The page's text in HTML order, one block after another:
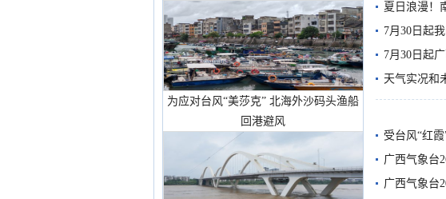
为应对台风“美莎克” 北海外沙码头渔船
回港避风
夏日浪漫！
7月30日起
7月30日起
天气实况和
受台风“红
有较强降雨
广西气象台
广西气象台